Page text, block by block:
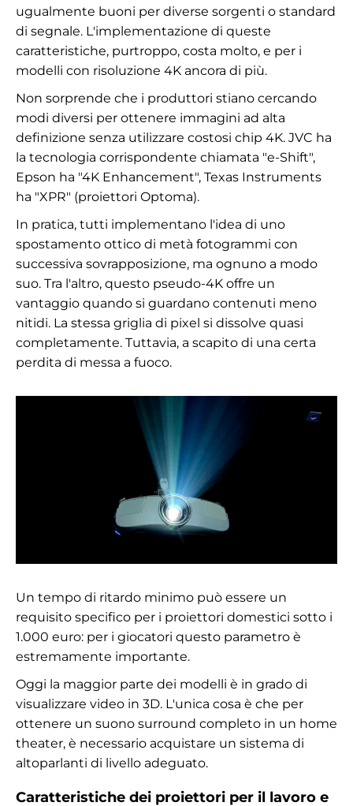
ugualmente buoni per diverse sorgenti o standard
di segnale. L'implementazione di queste
caratteristiche, purtroppo, costa molto, e per i
modelli con risoluzione 4K ancora di più.
Non sorprende che i produttori stiano cercando
modi diversi per ottenere immagini ad alta
definizione senza utilizzare costosi chip 4K. JVC ha
la tecnologia corrispondente chiamata "e-Shift",
Epson ha "4K Enhancement", Texas Instruments
ha "XPR" (proiettori Optoma).
In pratica, tutti implementano l'idea di uno
spostamento ottico di metà fotogrammi con
successiva sovrapposizione, ma ognuno a modo
suo. Tra l'altro, questo pseudo-4K offre un
vantaggio quando si guardano contenuti meno
nitidi. La stessa griglia di pixel si dissolve quasi
completamente. Tuttavia, a scapito di una certa
perdita di messa a fuoco.
Un tempo di ritardo minimo può essere un
requisito specifico per i proiettori domestici sotto i
1.000 euro: per i giocatori questo parametro è
estremamente importante.
Oggi la maggior parte dei modelli è in grado di
visualizzare video in 3D. L'unica cosa è che per
ottenere un suono surround completo in un home
theater, è necessario acquistare un sistema di
altoparlanti di livello adeguato.
Caratteristiche dei proiettori per il lavoro e